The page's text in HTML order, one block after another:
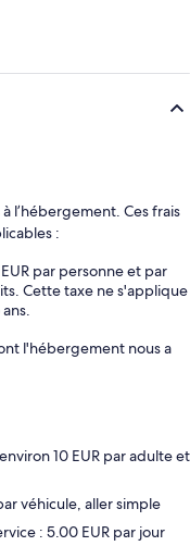
l’hébergement. Ces frais
:
par personne et par
Cette taxe ne s'applique
l'hébergement nous a
10 EUR par adulte et
véhicule, aller simple
: 5.00 EUR par jour